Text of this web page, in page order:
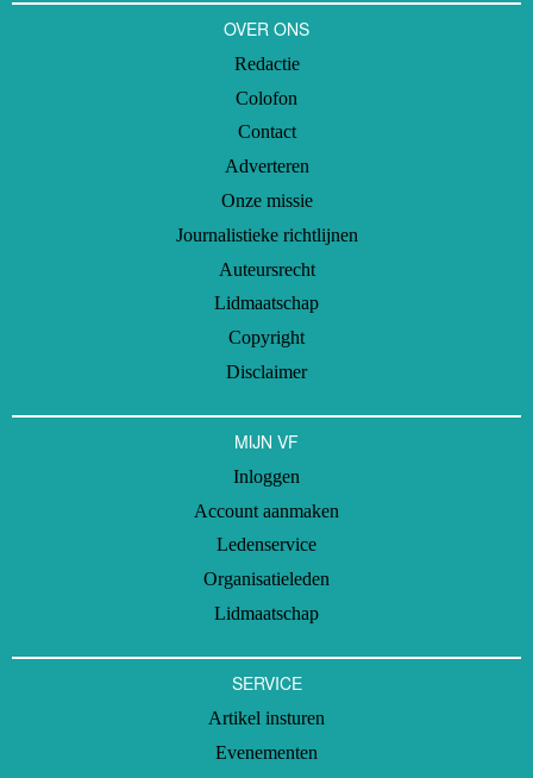
OVER ONS
Redactie
Colofon
Contact
Adverteren
Onze missie
Journalistieke richtlijnen
Auteursrecht
Lidmaatschap
Copyright
Disclaimer
MIJN VF
Inloggen
Account aanmaken
Ledenservice
Organisatieleden
Lidmaatschap
SERVICE
Artikel insturen
Evenementen